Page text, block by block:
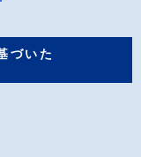
づいた